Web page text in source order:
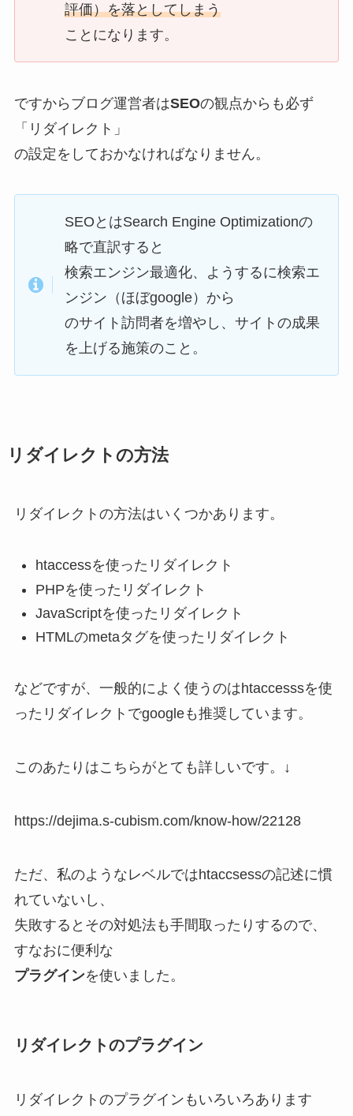
評価）を落としてしまう
ことになります。
ですからブログ運営者はSEOの観点からも必ず
「リダイレクト」
の設定をしておかなければなりません。
SEOとはSearch Engine Optimizationの
略で直訳すると
検索エンジン最適化、ようするに検索エ
ンジン（ほぼgoogle）から
のサイト訪問者を増やし、サイトの成果
を上げる施策のこと。
リダイレクトの方法
リダイレクトの方法はいくつかあります。
htaccessを使ったリダイレクト
PHPを使ったリダイレクト
JavaScriptを使ったリダイレクト
HTMLのmetaタグを使ったリダイレクト
などですが、一般的によく使うのはhtaccesssを使
ったリダイレクトでgoogleも推奨しています。
このあたりはこちらがとても詳しいです。↓
https://dejima.s-cubism.com/know-how/22128
ただ、私のようなレベルではhtaccsessの記述に慣
れていないし、
失敗するとその対処法も手間取ったりするので、
すなおに便利な
プラグインを使いました。
リダイレクトのプラグイン
リダイレクトのプラグインもいろいろあります